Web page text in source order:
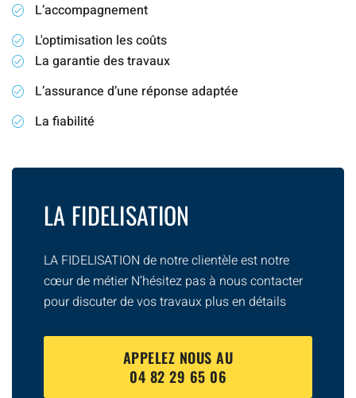
L’accompagnement
L'optimisation les coûts
La garantie des travaux
L’assurance d’une réponse adaptée
La fiabilité
LA FIDELISATION
LA FIDELISATION de notre clientèle est notre
cœur de métier N’hésitez pas à nous contacter
pour discuter de vos travaux plus en détails
APPELEZ NOUS AU
04 82 29 65 06